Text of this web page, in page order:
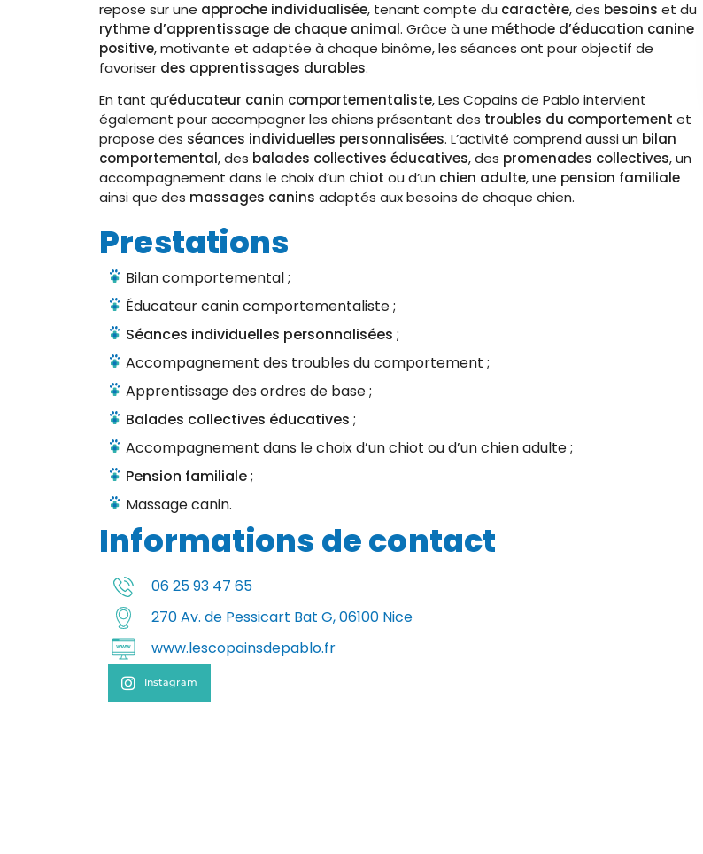
repose sur une approche individualisée, tenant compte du caractère, des besoins et du
rythme d’apprentissage de chaque animal. Grâce à une méthode d’éducation canine
positive, motivante et adaptée à chaque binôme, les séances ont pour objectif de
favoriser des apprentissages durables.
En tant qu’éducateur canin comportementaliste, Les Copains de Pablo intervient
également pour accompagner les chiens présentant des troubles du comportement et
propose des séances individuelles personnalisées. L’activité comprend aussi un bilan
comportemental, des balades collectives éducatives, des promenades collectives, un
accompagnement dans le choix d’un chiot ou d’un chien adulte, une pension familiale
ainsi que des massages canins adaptés aux besoins de chaque chien.
Prestations
Bilan comportemental ;
Éducateur canin comportementaliste ;
Séances individuelles personnalisées ;
Accompagnement des troubles du comportement ;
Apprentissage des ordres de base ;
Balades collectives éducatives ;
Accompagnement dans le choix d’un chiot ou d’un chien adulte ;
Pension familiale;
Massage canin.
Informations de contact
06 25 93 47 65
270 Av. de Pessicart Bat G, 06100 Nice
www.lescopainsdepablo.fr
Instagram